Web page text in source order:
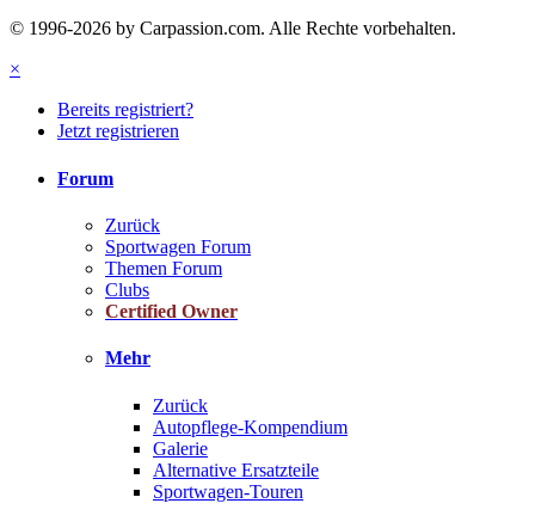
© 1996-2026 by Carpassion.com. Alle Rechte vorbehalten.
×
Bereits registriert?
Jetzt registrieren
Forum
Zurück
Sportwagen Forum
Themen Forum
Clubs
Certified Owner
Mehr
Zurück
Autopflege-Kompendium
Galerie
Alternative Ersatzteile
Sportwagen-Touren